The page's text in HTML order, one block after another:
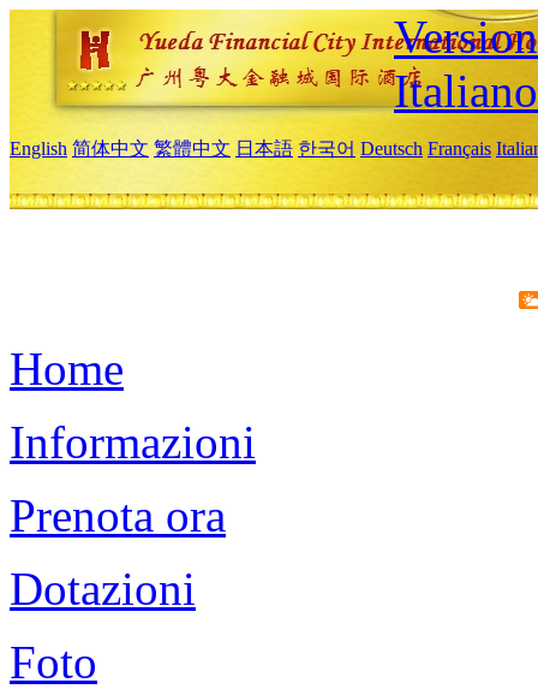
Italiano
English 简体中文 繁體中文 日本語 한국어 Deutsch Français
Home
Informazioni
Prenota ora
Dotazioni
Foto